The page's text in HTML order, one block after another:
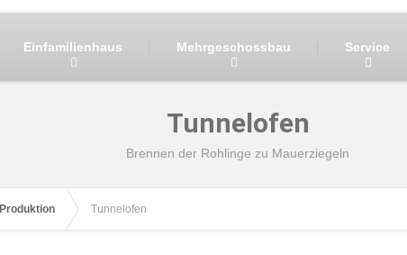
Einfamilienhaus Mehrgeschossbau Service
Tunnelofen
Brennen der Rohlinge zu Mauerziegeln
Produktion Tunnelofen